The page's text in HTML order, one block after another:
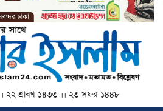
২২ শ্রাবণ ১৪৩৩ ।। ২৩ সফর ১৪৪৮